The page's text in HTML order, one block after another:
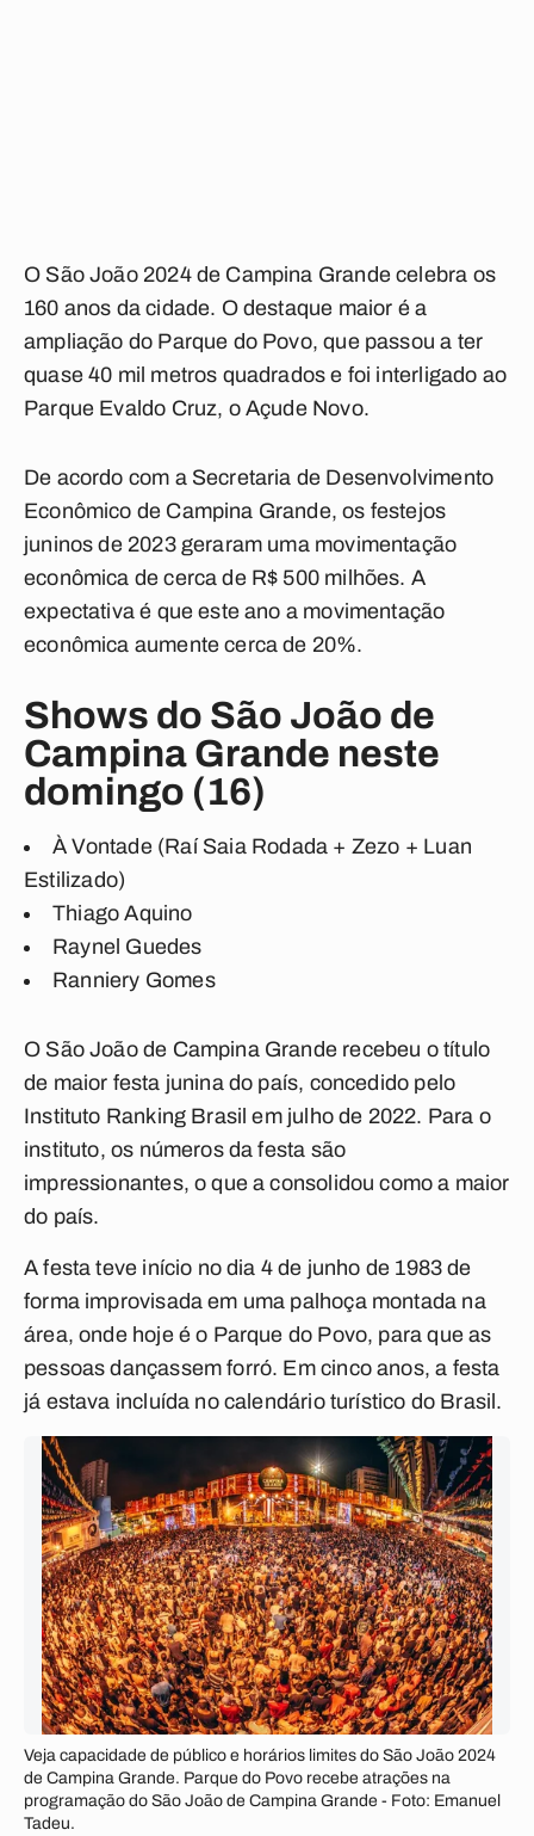
O São João 2024 de Campina Grande celebra os
160 anos da cidade. O destaque maior é a
ampliação do Parque do Povo, que passou a ter
quase 40 mil metros quadrados e foi interligado ao
Parque Evaldo Cruz, o Açude Novo.
De acordo com a Secretaria de Desenvolvimento
Econômico de Campina Grande, os festejos
juninos de 2023 geraram uma movimentação
econômica de cerca de R$ 500 milhões. A
expectativa é que este ano a movimentação
econômica aumente cerca de 20%.
Shows do São João de
Campina Grande neste
domingo (16)
À Vontade (Raí Saia Rodada + Zezo + Luan
Estilizado)
Thiago Aquino
Raynel Guedes
Ranniery Gomes
O São João de Campina Grande recebeu o título
de maior festa junina do país, concedido pelo
Instituto Ranking Brasil em julho de 2022. Para o
instituto, os números da festa são
impressionantes, o que a consolidou como a maior
do país.
A festa teve início no dia 4 de junho de 1983 de
forma improvisada em uma palhoça montada na
área, onde hoje é o Parque do Povo, para que as
pessoas dançassem forró. Em cinco anos, a festa
já estava incluída no calendário turístico do Brasil.
Veja capacidade de público e horários limites do São João 2024
de Campina Grande. Parque do Povo recebe atrações na
programação do São João de Campina Grande - Foto: Emanuel
Tadeu.